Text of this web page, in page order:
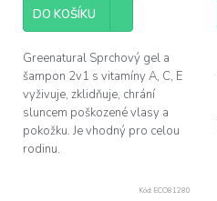
DO KOŠÍKU
Greenatural Sprchový gel a
šampon 2v1 s vitamíny A, C, E
vyživuje, zklidňuje, chrání
sluncem poškozené vlasy a
pokožku. Je vhodný pro celou
rodinu.
Kód: ECO81280